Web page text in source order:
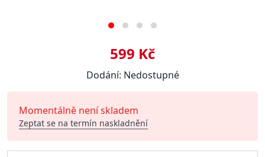
599 Kč
Dodání: Nedostupné
Momentálně není skladem
Zeptat se na termín naskladnění